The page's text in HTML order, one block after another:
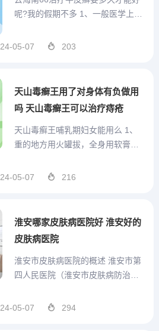
呢?我的假期不多 1、一般医学上来
不太严重的，快的话2周就已经有很
水日光浴，治愈过后如果能保养好
24-05-07 203
天山毒癣王用了对身体有负做用
吗 天山毒癣王可以治疗痔疮
天山毒癣王哺乳期妇女能用么 1、
重的地方用火罐拔，全身用软膏，
后用天山毒癣王。2、这些激素药，
舒。3、会阴及肛周部位.本病的发
24-05-07 216
淮安哪家皮肤病医院好 淮安好的
皮肤病医院
淮安市皮肤病医院的概述 淮安市第
四人民医院（淮安市皮肤病防治
苏省皮肤科典范、国家公立三级医
24-05-07 294